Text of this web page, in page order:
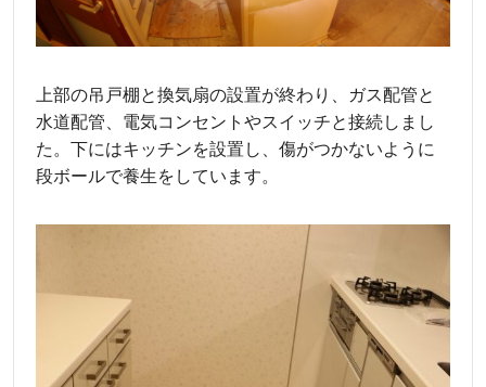
上部の吊戸棚と換気扇の設置が終わり、ガス配管と
水道配管、電気コンセントやスイッチと接続しまし
た。下にはキッチンを設置し、傷がつかないように
段ボールで養生をしています。